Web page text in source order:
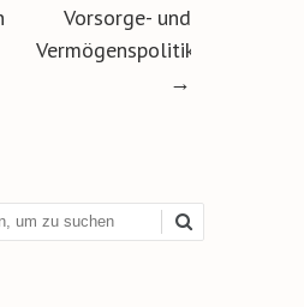
Vorsorge- und
Vermögenspolitik
→